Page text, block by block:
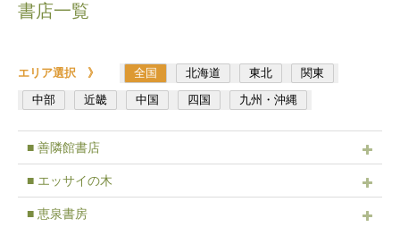
書店一覧
エリア選択 》 全国 北海道 東北
関東
中部
近畿 中国 四国 九州・沖縄
■ 善隣館書店
■ エッサイの木
■ 恵泉書房